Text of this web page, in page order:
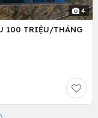
4
100 TRIỆU/THÁNG